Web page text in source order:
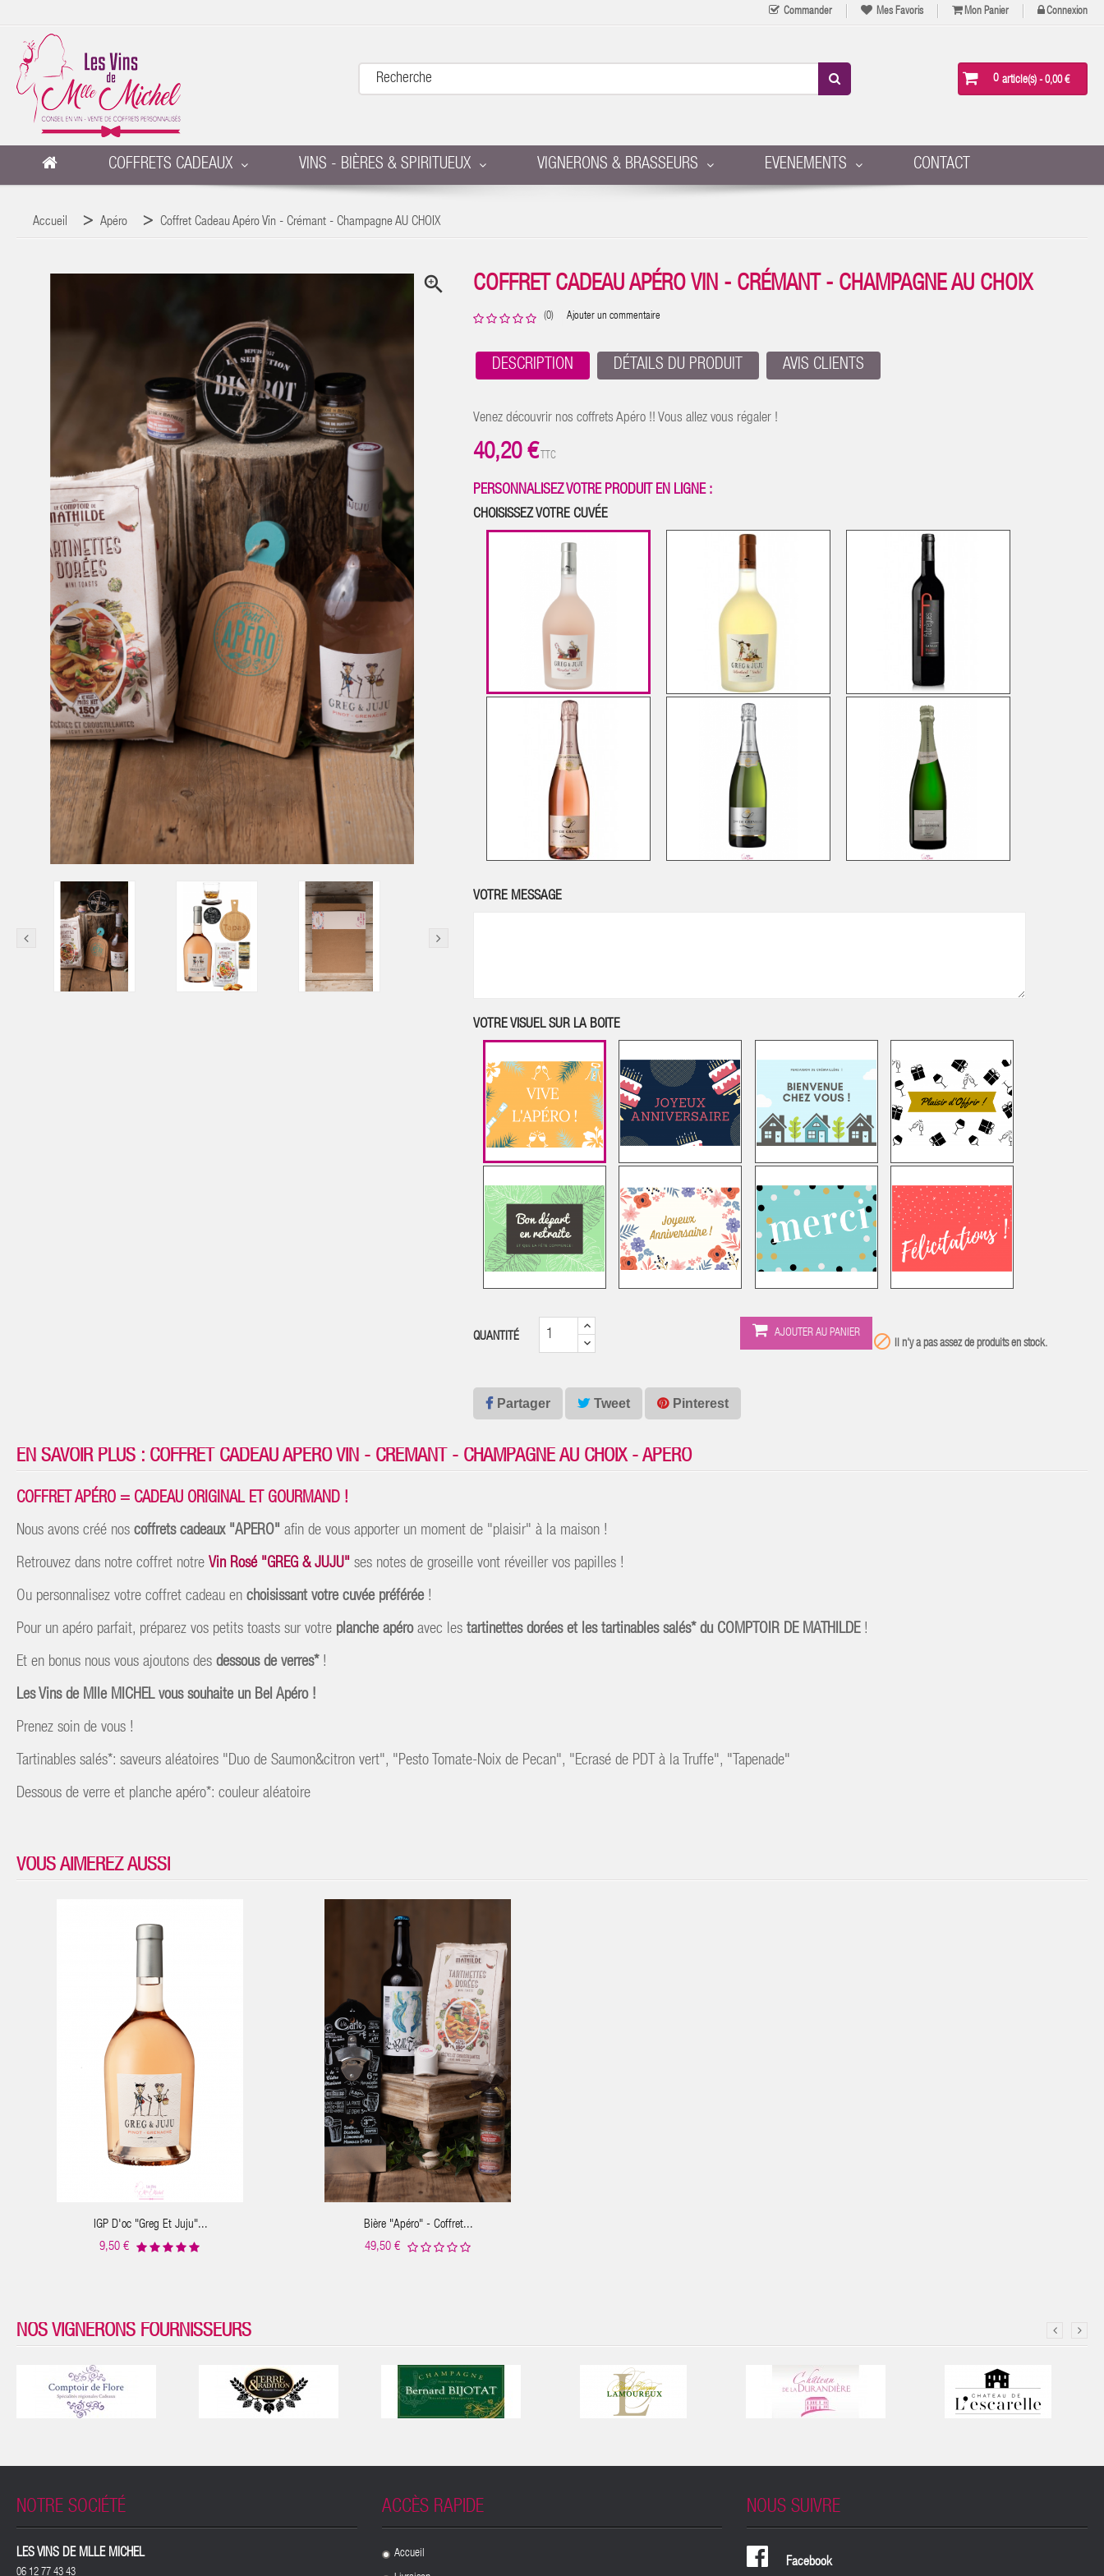
Commander Mes Favoris Mon Panier Connexion
article(s) - 0,00 €
0
COFFRETS CADEAUX VINS - BIÈRES & SPIRITUEUX VIGNERONS & BRASSEURS EVENEMENTS CONTACT
Accueil Apéro Coffret Cadeau Apéro Vin - Crémant - Champagne AU CHOIX
 COFFRET CADEAU APÉRO VIN - CRÉMANT - CHAMPAGNE AU CHOIX
(0) Ajouter un commentaire
DESCRIPTION DÉTAILS DU PRODUIT AVIS CLIENTS
Venez découvrir nos coffrets Apéro !! Vous allez vous régaler !
40,20 € TTC
CHOISISSEZ VOTRE CUVÉE
VOTRE MESSAGE
VOTRE VISUEL SUR LA BOITE
QUANTITÉ AJOUTER AU PANIER  Il n'y a pas assez de produits en stock.
Partager Tweet Pinterest
EN SAVOIR PLUS : COFFRET CADEAU APÉRO VIN - CRÉMANT - CHAMPAGNE AU CHOIX - APÉRO
COFFRET APÉRO = CADEAU ORIGINAL ET GOURMAND !
Nous avons créé nos coffrets cadeaux "APERO" afin de vous apporter un moment de "plaisir" à la maison !
Retrouvez dans notre coffret notre Vin Rosé "GREG & JUJU" ses notes de groseille vont réveiller vos papilles !
Ou personnalisez votre coffret cadeau en choisissant votre cuvée préférée!
Pour un apéro parfait, préparez vos petits toasts sur votre planche apéroavec les tartinettes dorées et les tartinables salés* du COMPTOIR DE MATHILDE!
Et en bonus nous vous ajoutons des dessous de verres* !
Les Vins de Mlle MICHEL vous souhaite un Bel Apéro !
Prenez soin de vous !
Tartinables salés*: saveurs aléatoires "Duo de Saumon&citron vert", "Pesto Tomate-Noix de Pecan", "Ecrasé de PDT à la Truffe", "Tapenade"
Dessous de verre et planche apéro*: couleur aléatoire
VOUS AIMEREZ AUSSI
IGP D'oc "Greg Et Juju"...
9,50 €
Bière "Apéro" - Coffret...
49,50 €
NOS VIGNERONS FOURNISSEURS
NOTRE SOCIÉTÉ
LES VINS DE MLLE MICHEL
06 12 77 43 43
ACCÈS RAPIDE
.
Accueil
NOUS SUIVRE
Facebook